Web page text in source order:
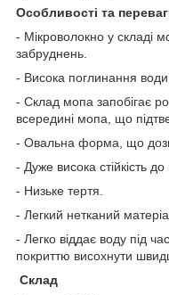
Особливості та
- Мікроволокно у складі
забруднень.
- Висока поглинання води
- Склад мопа запобігає
всередині мопа, що
- Овальна форма, що
- Дуже висока стійкість
- Низьке тертя.
- Легкий нетканий
- Легко віддає воду під
покриттю висохнути
Склад